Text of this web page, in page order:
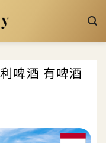
啤酒 有啤酒